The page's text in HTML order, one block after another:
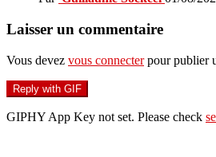
Laisser un commentaire
Vous devez vous connecterpour publier
Reply with GIF
GIPHY App Key not set. Please check